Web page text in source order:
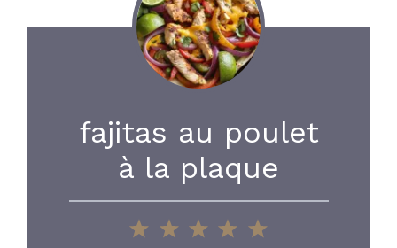
fajitas au poulet
à la plaque
5
4
3
2
1